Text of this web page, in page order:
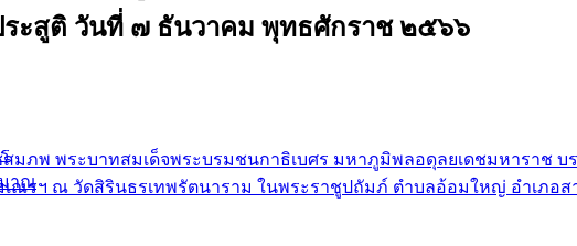
มาณ
ระสูติ วันที่ ๗ ธันวาคม พุทธศักราช ๒๕๖๖
มภพ พระบาทสมเด็จพระบรมชนกาธิเบศร มหาภูมิพลอดุลยเดชมหาราช
ณรฯ ณ วัดสิรินธรเทพรัตนาราม ในพระราชูปถัมภ์ ตำบลอ้อมใหญ่ อำเภอ